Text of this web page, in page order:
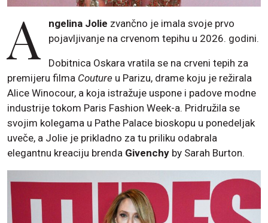
A ngelina Jolie zvančno je imala svoje prvo
pojavljivanje na crvenom tepihu u 2026. godini.
Dobitnica Oskara vratila se na crveni tepih za
premijeru filma Couture u Parizu, drame koju je režirala
Alice Winocour, a koja istražuje uspone i padove modne
industrije tokom Paris Fashion Week-a. Pridružila se
svojim kolegama u Pathe Palace bioskopu u ponedeljak
uveče, a Jolie je prikladno za tu priliku odabrala
elegantnu kreaciju brenda Givenchy by Sarah Burton.